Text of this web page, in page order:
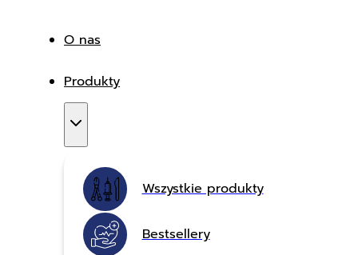
O nas
Produkty
Wszystkie produkty
Bestsellery